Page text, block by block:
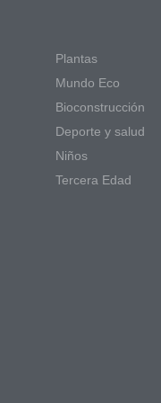
Plantas
Mundo Eco
Bioconstrucción
Deporte y salud
Niños
Tercera Edad